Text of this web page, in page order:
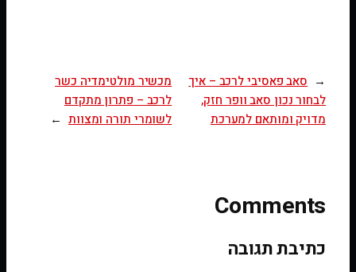
← סאב פאסיבי לרכב – איך
לבחור נכון סאב וופר חזק,
מדויק ומותאם למערכת
מכשיר מולטימדיה כשר
לרכב – פתרון מתקדם
לשומרי תורה ומצוות →
Comments
כתיבת תגובה